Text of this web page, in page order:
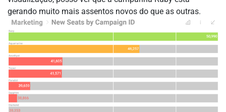
gerando muito mais assentos novos do que as outras.